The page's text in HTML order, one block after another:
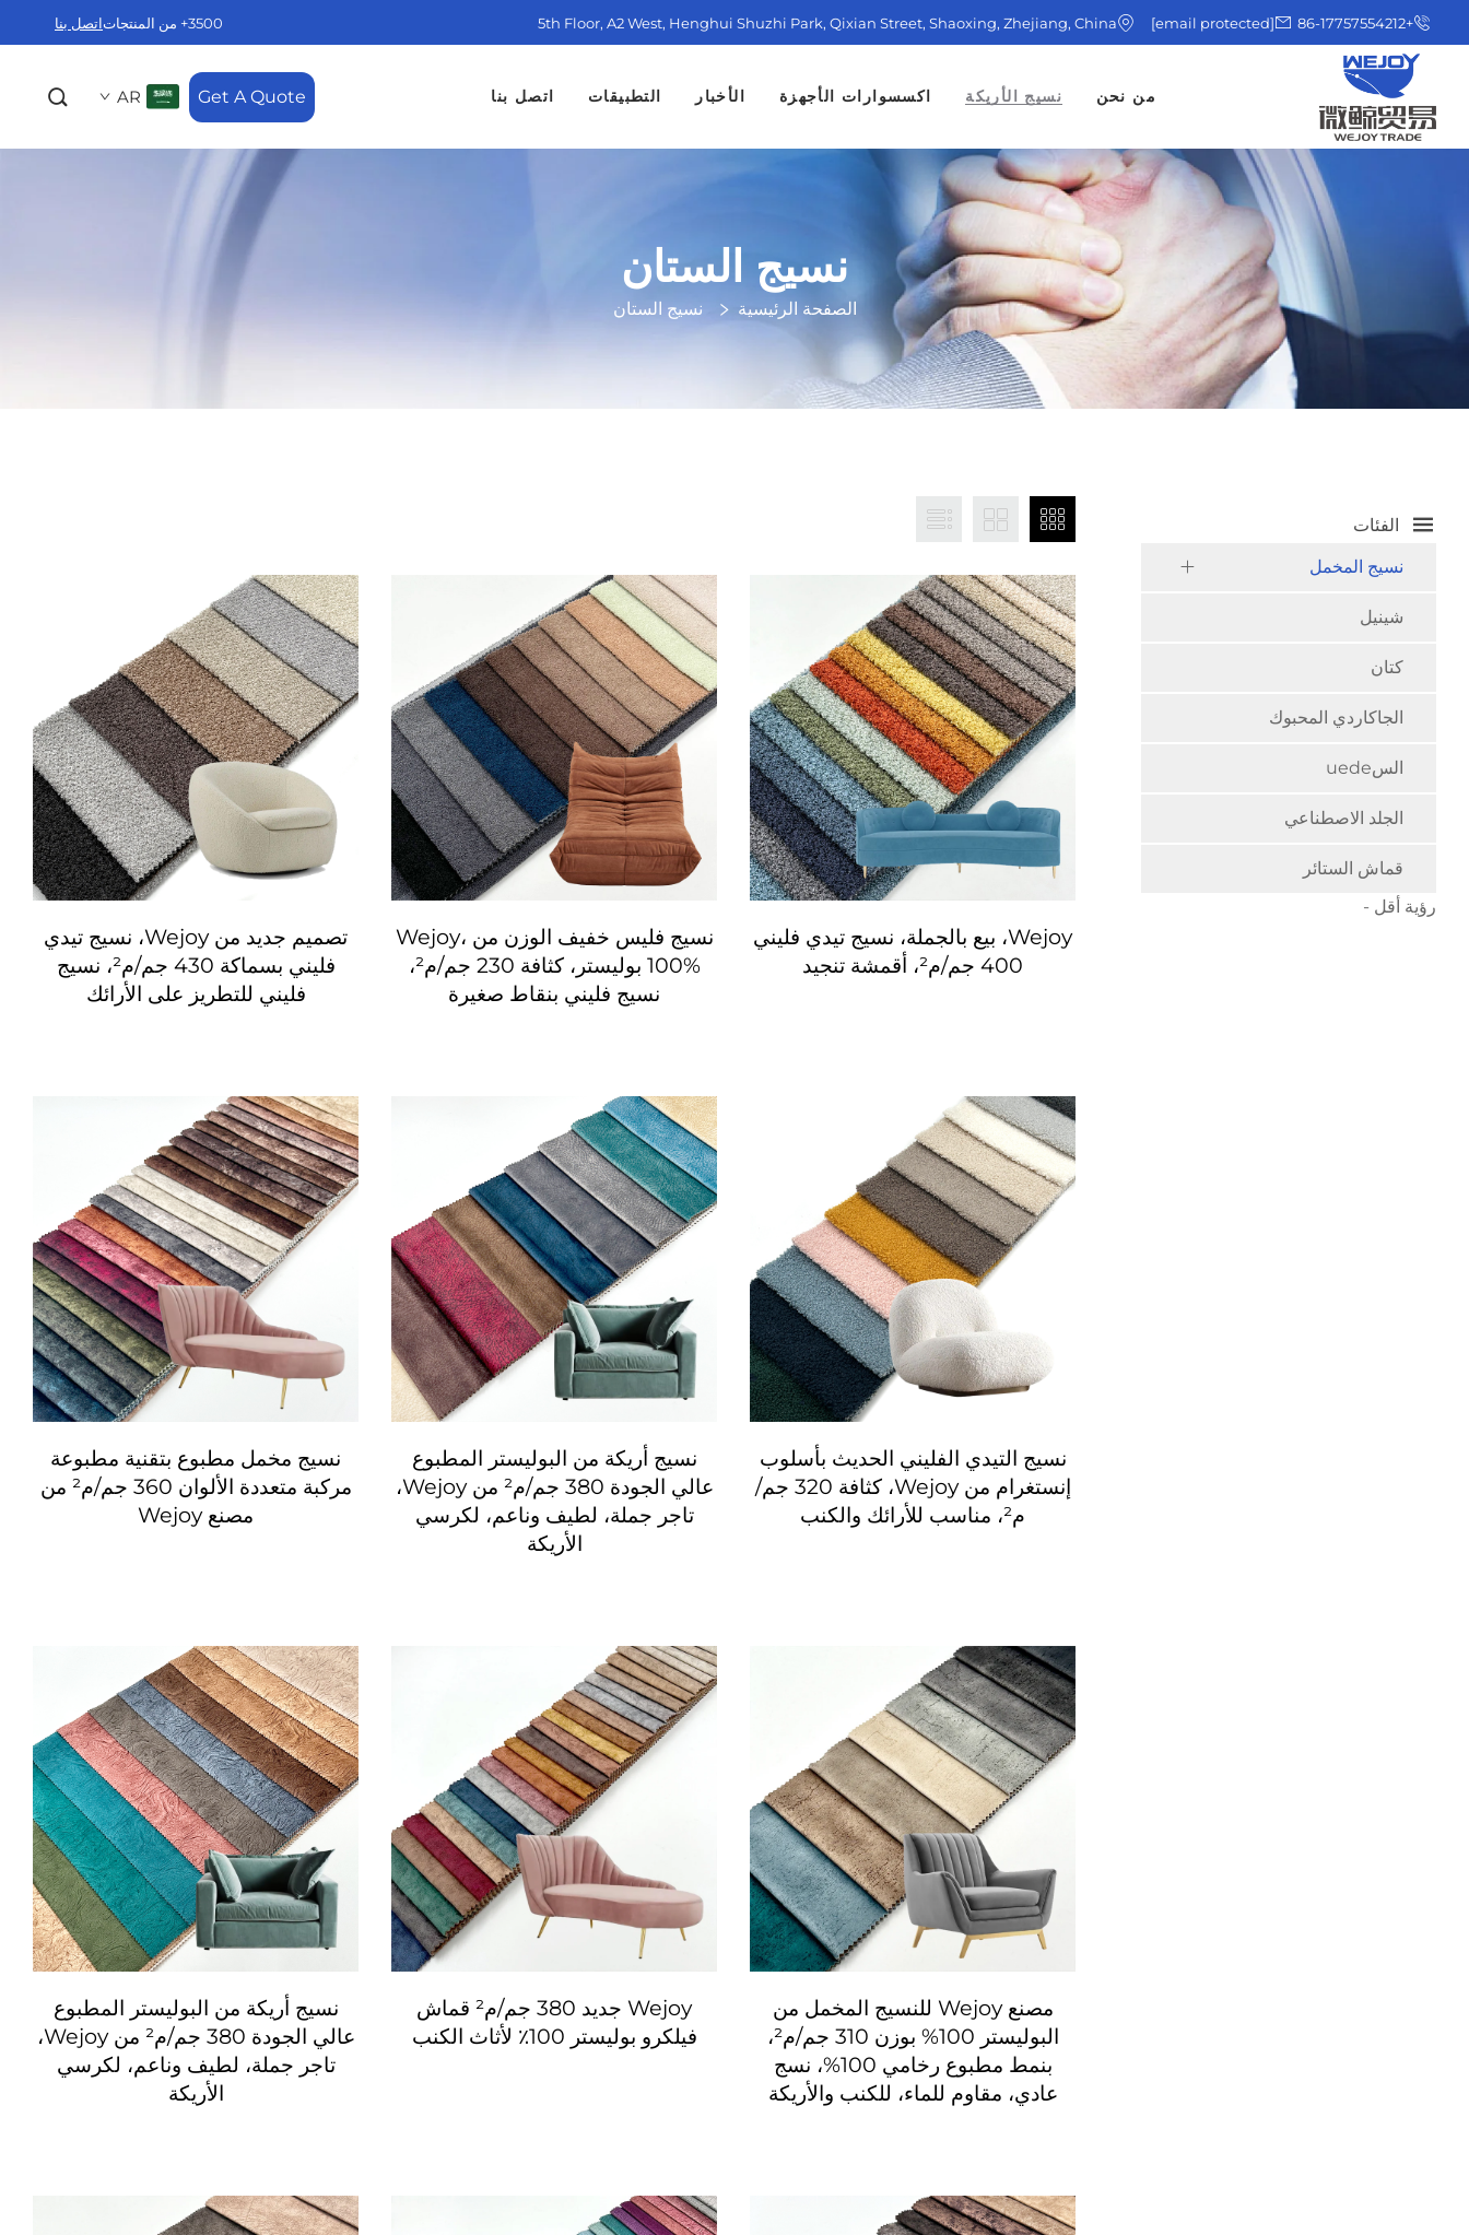
+86-17757554212
[email protected]
5th Floor, A2 West, Henghui Shuzhi Park, Qixian Street, Shaoxing, Zhejiang, China 3500+ من المنتجات اتصل بنا
من نحن نسيج الأريكة اكسسوارات الأجهزة الأخبار التطبيقات اتصل بنا Get A Quote
AR
نسيج الستان
الصفحة الرئيسية نسيج الستان
الفئات
نسيج المخمل
شينيل
كتان
الجاكاردي المحبوك
السuede
الجلد الاصطناعي
قماش الستائر
رؤية أقل -
Wejoy، بيع بالجملة، نسيج تيدي فليني
400 جم/م²، أقمشة تنجيد
نسيج فليس خفيف الوزن من Wejoy،
100% بوليستر، كثافة 230 جم/م²،
نسيج فليني بنقاط صغيرة
تصميم جديد من Wejoy، نسيج تيدي
فليني بسماكة 430 جم/م²، نسيج
فليني للتطريز على الأرائك
نسيج التيدي الفليني الحديث بأسلوب
إنستغرام من Wejoy، كثافة 320 جم/
م²، مناسب للأرائك والكنب
نسيج أريكة من البوليستر المطبوع
عالي الجودة 380 جم/م² من Wejoy،
تاجر جملة، لطيف وناعم، لكرسي
الأريكة
نسيج مخمل مطبوع بتقنية مطبوعة
مركبة متعددة الألوان 360 جم/م² من
مصنع Wejoy
مصنع Wejoy للنسيج المخمل من
البوليستر 100% بوزن 310 جم/م²،
بنمط مطبوع رخامي 100%، نسج
عادي، مقاوم للماء، للكنب والأريكة
Wejoy جديد 380 جم/م² قماش
فيلكرو بوليستر 100٪ لأثاث الكنب
نسيج أريكة من البوليستر المطبوع
عالي الجودة 380 جم/م² من Wejoy،
تاجر جملة، لطيف وناعم، لكرسي
الأريكة